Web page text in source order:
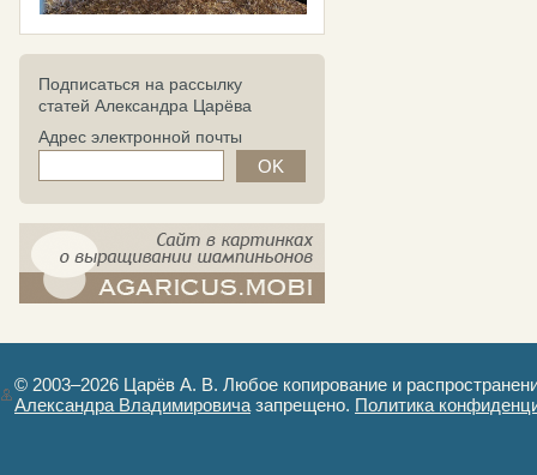
Подписаться на рассылку
статей Александра Царёва
Адрес электронной почты
© 2003–2026 Царёв А. В. Любое копирование и
Александра Владимировича запрещено. Политика
Авторизация